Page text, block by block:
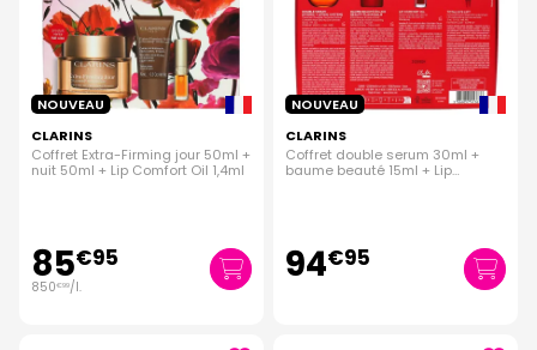
NOUVEAU
CLARINS
Coffret Extra-Firming jour 50ml +
nuit 50ml + Lip Comfort Oil 1,4ml
85€95
850€99/l.
NOUVEAU
CLARINS
Coffret double serum 30ml +
baume beauté 15ml + Lip
94€95